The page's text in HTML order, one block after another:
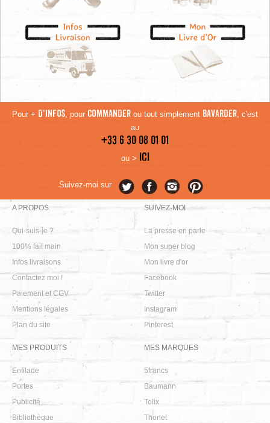
Pour + D'INFOS, pour COMMANDER ou tout simplement BAVARDER, c'est
au
+33 6 30 08 01 01
ou > ICI
Suivez-moi sur
A PROPOS
Qui-suis-je ?
100% fait main
Infos livraisons
Contactez moi !
Paiement et CGV
Mentions légales
Plan du site
SUIVEZ-MOI
La presse en parle
Mon super blog
Mon livre d'or
Facebook
Twitter
Instagram
Pinterest
MES PRODUITS
Enfilade
Portes
Publicité
Bibliothèque
MES MARQUES
5francs
Baumann
Tolix
Thonet